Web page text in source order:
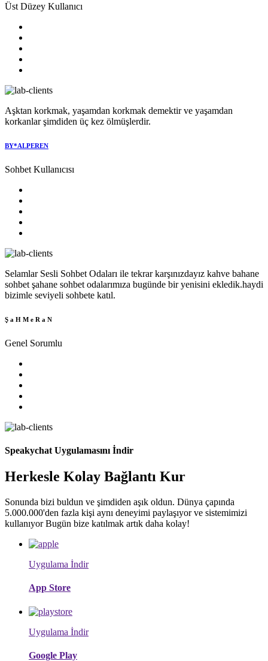
Üst Düzey Kullanıcı
Aşktan korkmak, yaşamdan korkmak demektir ve yaşamdan
korkanlar şimdiden üç kez ölmüşlerdir.
BY*ALPEREN
Sohbet Kullanıcısı
Selamlar Sesli Sohbet Odaları ile tekrar karşınızdayız kahve bahane
sohbet şahane sohbet odalarımıza bugünde bir yenisini ekledik.haydi
bizimle seviyeli sohbete katıl.
Ş a H M e R a N
Genel Sorumlu
Speakychat Uygulamasını İndir
Herkesle Kolay Bağlantı Kur
Sonunda bizi buldun ve şimdiden aşık oldun. Dünya çapında
5.000.000'den fazla kişi aynı deneyimi paylaşıyor ve sistemimizi
kullanıyor Bugün bize katılmak artık daha kolay!
Uygulama İndir
App Store
Uygulama İndir
Google Play